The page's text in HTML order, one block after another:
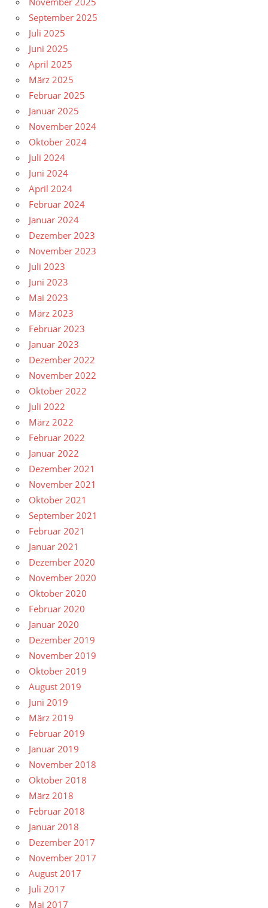
September 2025
Juli 2025
Juni 2025
April 2025
März 2025
Februar 2025
Januar 2025
November 2024
Oktober 2024
Juli 2024
Juni 2024
April 2024
Februar 2024
Januar 2024
Dezember 2023
November 2023
Juli 2023
Juni 2023
Mai 2023
März 2023
Februar 2023
Januar 2023
Dezember 2022
November 2022
Oktober 2022
Juli 2022
März 2022
Februar 2022
Januar 2022
Dezember 2021
November 2021
Oktober 2021
September 2021
Februar 2021
Januar 2021
Dezember 2020
November 2020
Oktober 2020
Februar 2020
Januar 2020
Dezember 2019
November 2019
Oktober 2019
August 2019
Juni 2019
März 2019
Februar 2019
Januar 2019
November 2018
Oktober 2018
März 2018
Februar 2018
Januar 2018
Dezember 2017
November 2017
August 2017
Juli 2017
Mai 2017